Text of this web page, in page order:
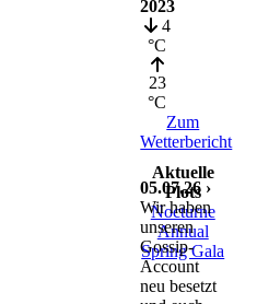
2023
4
°C
23
°C
Zum
Wetterbericht
Aktuelle
Plots
Nocturne
Annual
Spring Gala
05.07.26 ›
Wir haben
unseren
Gossip-
Account
neu besetzt